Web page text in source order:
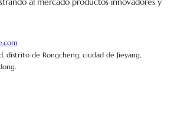
distrito de Rongcheng, ciudad de Jieyang,